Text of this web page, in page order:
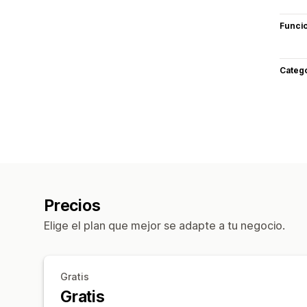
Precios
Elige el plan que mejor se adapte a tu negocio.
Gratis
Gratis